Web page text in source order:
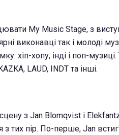
My Music Stage, з
виконавці так і молоді
хіп-хопу, інді і поп-
LAUD, INDT та інші.
з Jan Blomqvist і
з тих пір. По-перше, Jan